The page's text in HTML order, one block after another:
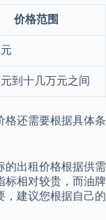
价格范围
到十几万元之间
格还需要根据具体条
的出租价格根据供需
标相对较贵，而油牌
，建议您根据自己的